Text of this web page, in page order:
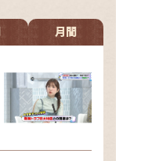
けど・・・
クバラエティ！
たって真剣です
クープ
月間